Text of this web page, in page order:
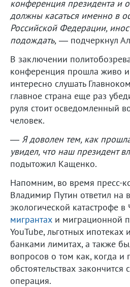
конференция президента и
должны касаться именно в
Российской Федерации,
подождать, — подчеркнул
В заключении
конференция прошла живо
интересно слушать
главное страна еще раз
руля стоит осведомленный
человек.
— Я доволен тем, как
увидел, что наш президент
подытожил Кащенко.
Напомним, во время пресс-
Владимир Путин ответил на
экологической катастрофе
мигрантах и миграционной
YouTube, льготных ипотеках
банками лимитах, а также
вопросов о том как, когда и
обстоятельствах
операция.